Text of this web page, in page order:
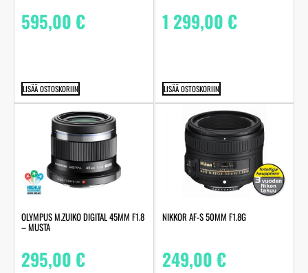
595,00€
LISÄÄ OSTOSKORIIN
1 299,00€
LISÄÄ OSTOSKORIIN
OLYMPUS M.ZUIKO DIGITAL 45MM F1.8
– MUSTA
295,00€
NIKKOR AF-S 50MM F1.8G
249,00€